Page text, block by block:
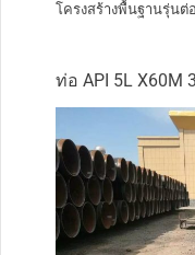
โครงสร้างพื้นฐานรุ่นต่
ท่อ API 5L X60M